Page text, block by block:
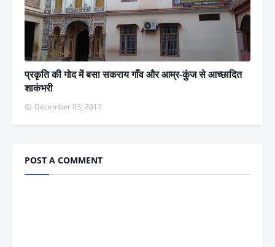
प्रकृति की गोद में बसा सकराय गाँव और आम्र-कुंज से आच्छादित
शाकंभरी
December 03, 2017
POST A COMMENT